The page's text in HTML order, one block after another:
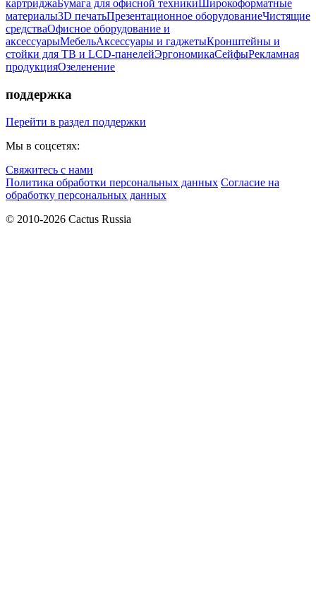
картриджа Бумага для офисной техники Широкоформатные
материалы3D печатьПрезентационное оборудованиеЧистящие
средстваОфисное оборудование и
аксессуарыМебельАксессуары и гаджетыКронштейны и
стойки для ТВ и LCD-панелейЭргономикаСейфыРекламная
продукцияОзеленение
поддержка
Перейти в раздел поддержки
Мы в соцсетях:
Свяжитесь с нами
Политика обработки персональных данных Согласие на
обработку персональных данных
© 2010-2026 Cactus Russia